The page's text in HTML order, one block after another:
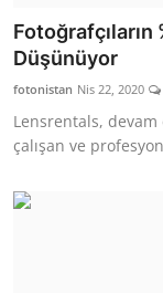
Düşünüyor
fotonistan Nis 22, 2020
Lensrentals,
çalışan ve